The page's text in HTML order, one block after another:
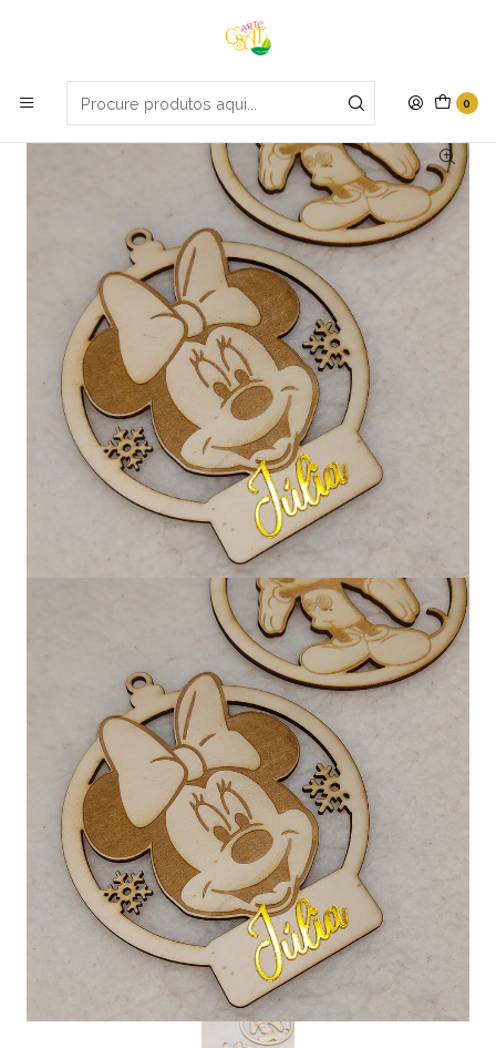
0
Portes grátis em compras apartir de 70€